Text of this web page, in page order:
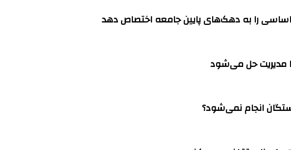
مدیریت حل می‌شود
انجام نمی‌شود؟